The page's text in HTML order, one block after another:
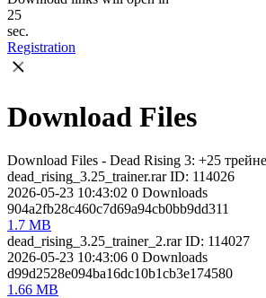
25
sec.
Registration
Download Files
Download Files - Dead Rising 3: +25
dead_rising_3.25_trainer.rarID: 114026
2026-05-23 10:43:02 0 Downloads
904a2fb28c460c7d69a94cb0bb9dd311
1.7 MB
dead_rising_3.25_trainer_2.rarID: 114027
2026-05-23 10:43:06 0 Downloads
d99d2528e094ba16dc10b1cb3e174580
1.66 MB